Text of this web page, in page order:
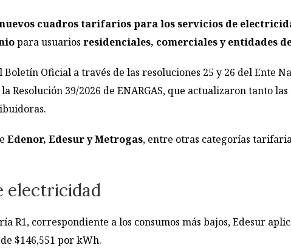
cuadros tarifarios para los servicios de
para usuarios residenciales, comerciales y entidades
Oficial a través de las resoluciones 25 y 26 del Ente
Resolución 39/2026 de ENARGAS, que actualizaron tanto
Edenor, Edesur y Metrogas, entre otras categorías
electricidad
R1, correspondiente a los consumos más bajos, Edesur
$146,551 por kWh.